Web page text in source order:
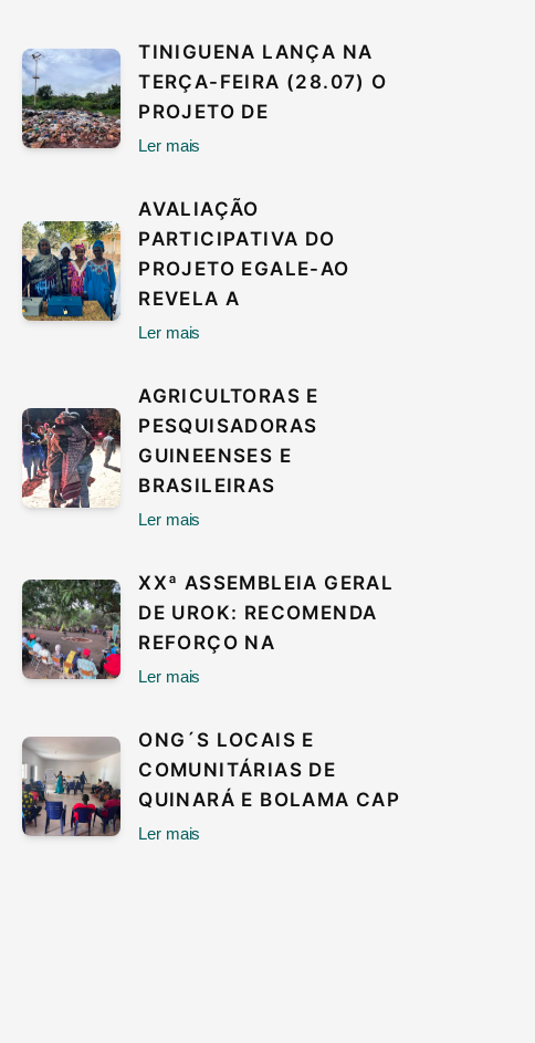
TINIGUENA LANÇA NA
TERÇA-FEIRA (28.07) O
PROJETO DE
Ler mais
AVALIAÇÃO
PARTICIPATIVA DO
PROJETO EGALE-AO
REVELA A
Ler mais
AGRICULTORAS E
PESQUISADORAS
GUINEENSES E
BRASILEIRAS
Ler mais
XXª ASSEMBLEIA GERAL
DE UROK: RECOMENDA
REFORÇO NA
Ler mais
ONG´S LOCAIS E
COMUNITÁRIAS DE
QUINARÁ E BOLAMA CAP
Ler mais